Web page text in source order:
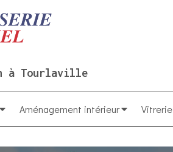
à Tourlaville
Aménagement intérieur Vitrerie